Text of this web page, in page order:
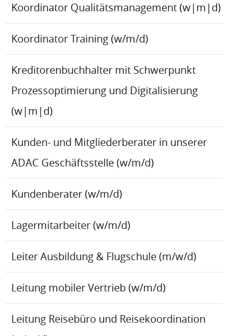
Koordinator Qualitätsmanagement (w|m|d)
Koordinator Training (w/m/d)
Kreditorenbuchhalter mit Schwerpunkt
Prozessoptimierung und Digitalisierung
(w|m|d)
Kunden- und Mitgliederberater in unserer
ADAC Geschäftsstelle (w/m/d)
Kundenberater (w/m/d)
Lagermitarbeiter (w/m/d)
Leiter Ausbildung & Flugschule (m/w/d)
Leitung mobiler Vertrieb (w/m/d)
Leitung Reisebüro und Reisekoordination